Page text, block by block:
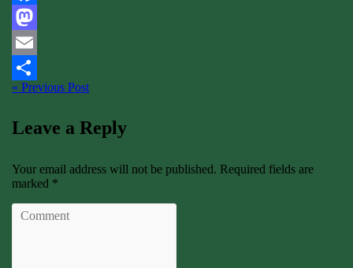
Facebook
Mastodon
Email
Share
« Previous Post
Leave a Reply
Your email address will not be published. Required fields are
marked *